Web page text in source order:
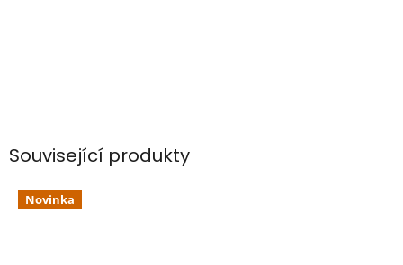
Související produkty
Novinka